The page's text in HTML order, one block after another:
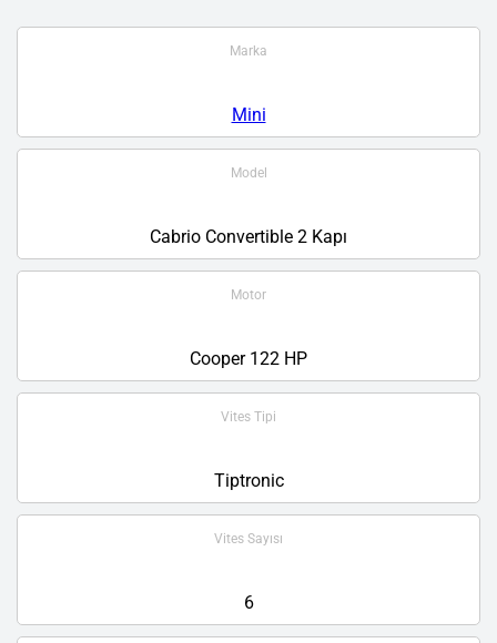
Marka
Mini
Model
Cabrio Convertible 2 Kapı
Motor
Cooper 122 HP
Vites Tipi
Tiptronic
Vites Sayısı
6